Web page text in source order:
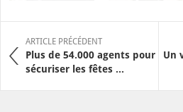
ARTICLE PRÉCÉDENT
Plus de 54.000 agents pour
sécuriser les fêtes ...
Un